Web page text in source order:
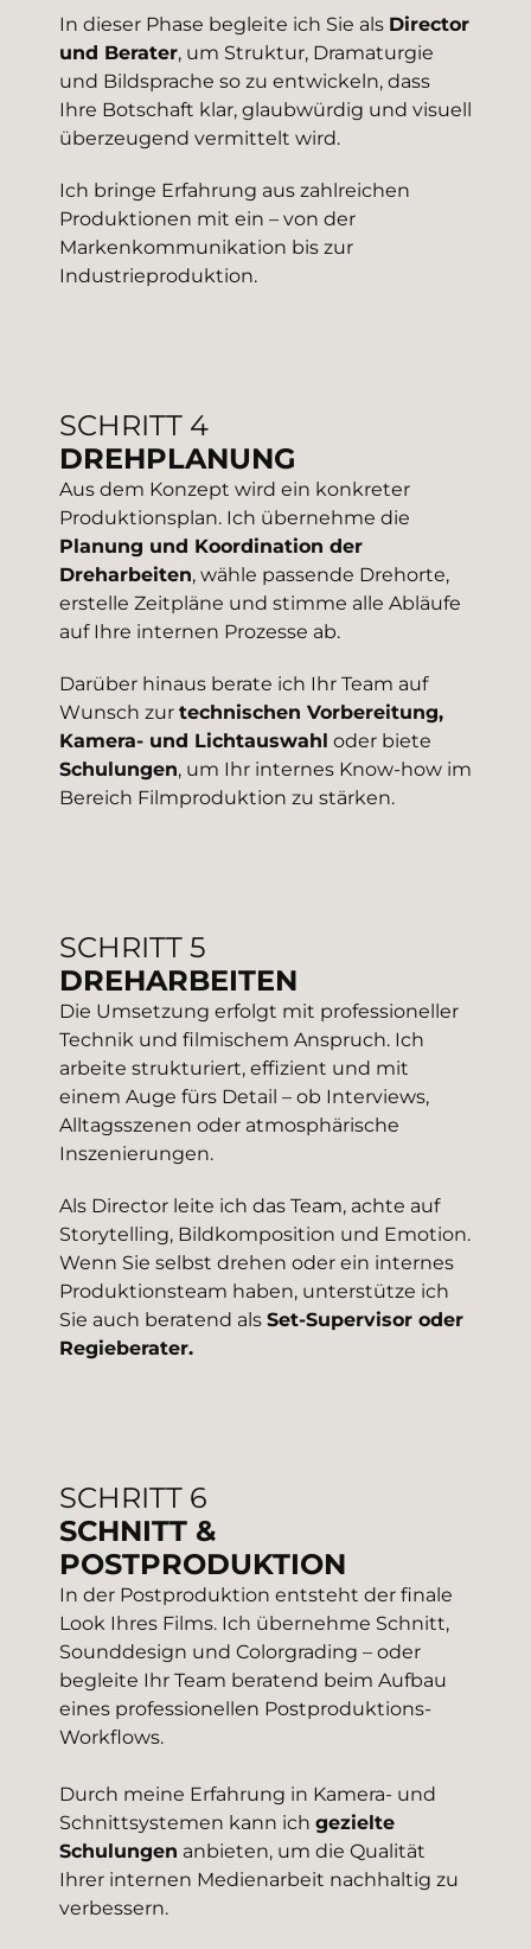
In dieser Phase begleite ich Sie als Director
und Berater, um Struktur, Dramaturgie
und Bildsprache so zu entwickeln, dass
Ihre Botschaft klar, glaubwürdig und visuell
überzeugend vermittelt wird.
Ich bringe Erfahrung aus zahlreichen
Produktionen mit ein – von der
Markenkommunikation bis zur
Industrieproduktion.
SCHRITT 4
DREHPLANUNG
Aus dem Konzept wird ein konkreter
Produktionsplan. Ich übernehme die
Planung und Koordination der
Dreharbeiten, wähle passende Drehorte,
erstelle Zeitpläne und stimme alle Abläufe
auf Ihre internen Prozesse ab.
Darüber hinaus berate ich Ihr Team auf
Wunsch zur technischen Vorbereitung,
Kamera- und Lichtauswahl oder biete
Schulungen, um Ihr internes Know-how im
Bereich Filmproduktion zu stärken.
SCHRITT 5
DREHARBEITEN
Die Umsetzung erfolgt mit professioneller
Technik und filmischem Anspruch. Ich
arbeite strukturiert, effizient und mit
einem Auge fürs Detail – ob Interviews,
Alltagsszenen oder atmosphärische
Inszenierungen.
Als Director leite ich das Team, achte auf
Storytelling, Bildkomposition und Emotion.
Wenn Sie selbst drehen oder ein internes
Produktionsteam haben, unterstütze ich
Sie auch beratend als Set-Supervisor oder
Regieberater.
SCHRITT 6
SCHNITT &
POSTPRODUKTION
In der Postproduktion entsteht der finale
Look Ihres Films. Ich übernehme Schnitt,
Sounddesign und Colorgrading – oder
begleite Ihr Team beratend beim Aufbau
eines professionellen Postproduktions-
Workflows.
Durch meine Erfahrung in Kamera- und
Schnittsystemen kann ich gezielte
Schulungen anbieten, um die Qualität
Ihrer internen Medienarbeit nachhaltig zu
verbessern.